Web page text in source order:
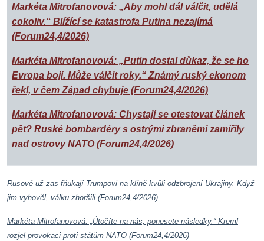
Markéta Mitrofanovová: „Aby mohl dál válčit, udělá
cokoliv.“ Blížící se katastrofa Putina nezajímá
(Forum24,4/2026)
Markéta Mitrofanovová: „Putin dostal důkaz, že se ho
Evropa bojí. Může válčit roky.“ Známý ruský ekonom
řekl, v čem Západ chybuje (Forum24,4/2026)
Markéta Mitrofanovová: Chystají se otestovat článek
pět? Ruské bombardéry s ostrými zbraněmi zamířily
nad ostrovy NATO (Forum24,4/2026)
Rusové už zas fňukají Trumpovi na klíně kvůli odzbrojení Ukrajiny. Když
jim vyhověl, válku zhoršili (Forum24,4/2026)
Markéta Mitrofanovová: „Útočíte na nás, ponesete následky.“ Kreml
rozjel provokaci proti státům NATO (Forum24,4/2026)